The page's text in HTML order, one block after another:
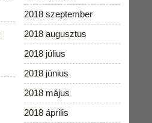
2018 szeptember
2018 augusztus
2018 július
2018 június
2018 május
2018 április